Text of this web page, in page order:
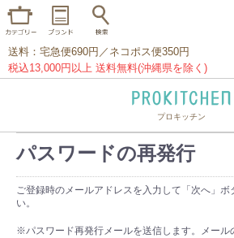
家事問屋 ウェック フライパ
プレート グラス カトラリー
プロキッチンオリジナル 山田
送料：宅急便690円／ネコポス便350円
税込13,000円以上 送料無料(沖縄県を除く)
プロキッチン
パスワードの再発行
ご登録時のメールアドレスを入力して「次へ」ボ
い。
※パスワード再発行メールを送信します。メール